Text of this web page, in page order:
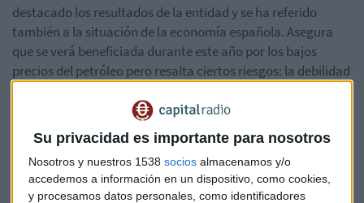
Su privacidad es importante para nosotros
Nosotros y nuestros 1538 socios almacenamos y/o
accedemos a información en un dispositivo, como cookies,
y procesamos datos personales, como identificadores
destacado los resultados de la entidad y se ha referido
también a la situación de la economía española. Asegura
que se verá beneficiada durante este año por los bajos
precios del petróleo pero resalta ciertos riesgos: la debilidad
Capital, La Bolsa y La Vida.